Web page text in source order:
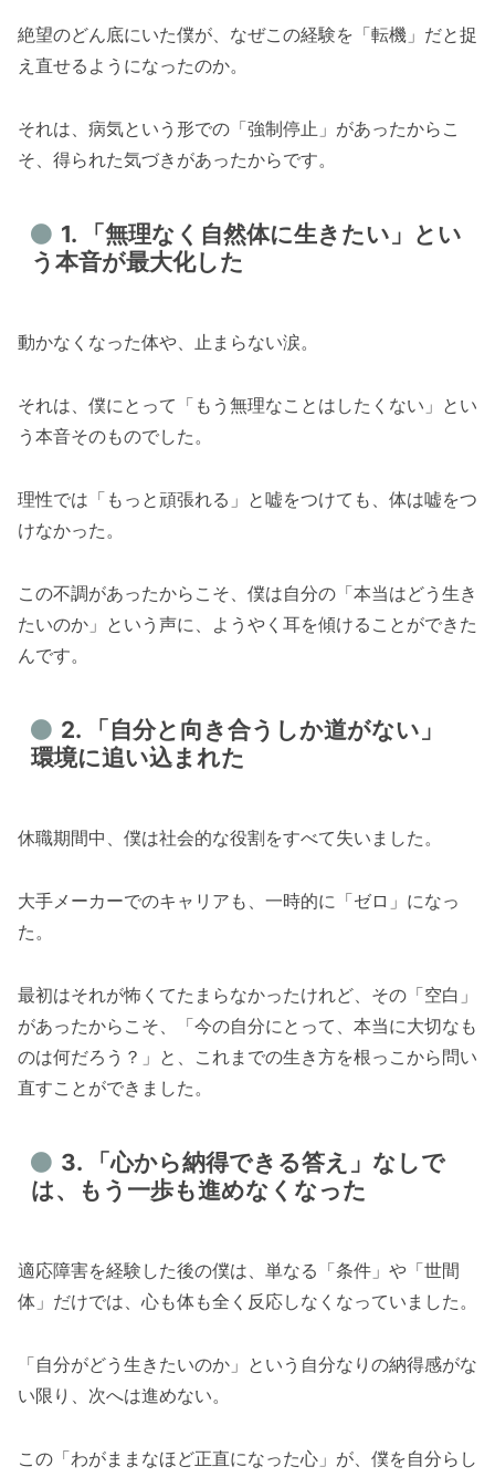
絶望のどん底にいた僕が、なぜこの経験を「転機」だと捉
え直せるようになったのか。
それは、病気という形での「強制停止」があったからこ
そ、得られた気づきがあったからです。
1. 「無理なく自然体に生きたい」とい
う本音が最大化した
動かなくなった体や、止まらない涙。
それは、僕にとって「もう無理なことはしたくない」とい
う本音そのものでした。
理性では「もっと頑張れる」と嘘をつけても、体は嘘をつ
けなかった。
この不調があったからこそ、僕は自分の「本当はどう生き
たいのか」という声に、ようやく耳を傾けることができた
んです。
2. 「自分と向き合うしか道がない」
環境に追い込まれた
休職期間中、僕は社会的な役割をすべて失いました。
大手メーカーでのキャリアも、一時的に「ゼロ」になっ
た。
最初はそれが怖くてたまらなかったけれど、その「空白」
があったからこそ、「今の自分にとって、本当に大切なも
のは何だろう？」と、これまでの生き方を根っこから問い
直すことができました。
3. 「心から納得できる答え」なしで
は、もう一歩も進めなくなった
適応障害を経験した後の僕は、単なる「条件」や「世間
体」だけでは、心も体も全く反応しなくなっていました。
「自分がどう生きたいのか」という自分なりの納得感がな
い限り、次へは進めない。
この「わがままなほど正直になった心」が、僕を自分らし